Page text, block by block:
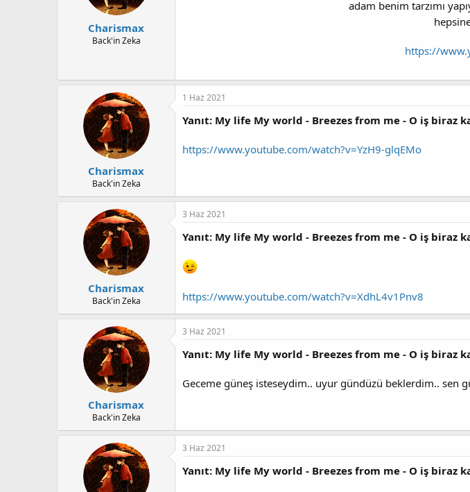
n
t
a
r
i
Charismax
Back'in Zeka
adam benim tarzımı
https://
Charismax
Back'in Zeka
1 Haz 2021
Yanıt: My life My world - Breezes from me - O iş biraz
https://www.youtube.com/watch?v=YzH9-glqEMo
Charismax
Back'in Zeka
3 Haz 2021
Yanıt: My life My world - Breezes from me - O iş biraz
https://www.youtube.com/watch?v=XdhL4v1Pnv8
Charismax
Back'in Zeka
3 Haz 2021
Yanıt: My life My world - Breezes from me - O iş biraz
Geceme güneş isteseydim.. uyur gündüzü beklerdim.. sen
3 Haz 2021
Yanıt: My life My world - Breezes from me - O iş biraz